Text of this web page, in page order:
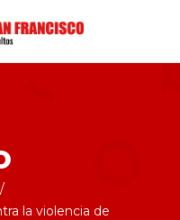
/
la violencia de